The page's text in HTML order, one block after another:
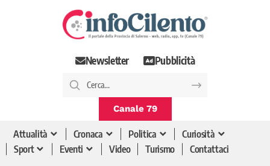
Newsletter Pubblicità
Canale 79
Attualità Cronaca Politica
Curiosità
Sport
Eventi Video Turismo Contattaci